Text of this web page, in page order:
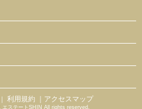
｜ 利用規約 ｜アクセスマップ
ステートSHIN All rights reserved.